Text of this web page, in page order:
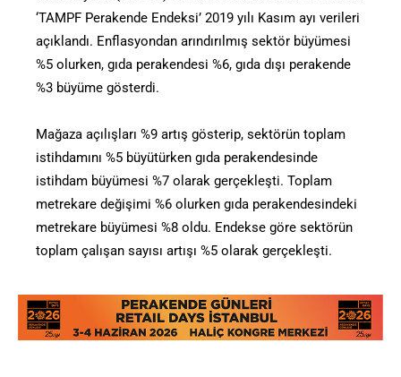
‘TAMPF Perakende Endeksi’ 2019 yılı Kasım ayı verileri
açıklandı. Enflasyondan arındırılmış sektör büyümesi
%5 olurken, gıda perakendesi %6, gıda dışı perakende
%3 büyüme gösterdi.
Mağaza açılışları %9 artış gösterip, sektörün toplam
istihdamını %5 büyütürken gıda perakendesinde
istihdam büyümesi %7 olarak gerçekleşti. Toplam
metrekare değişimi %6 olurken gıda perakendesindeki
metrekare büyümesi %8 oldu. Endekse göre sektörün
toplam çalışan sayısı artışı %5 olarak gerçekleşti.